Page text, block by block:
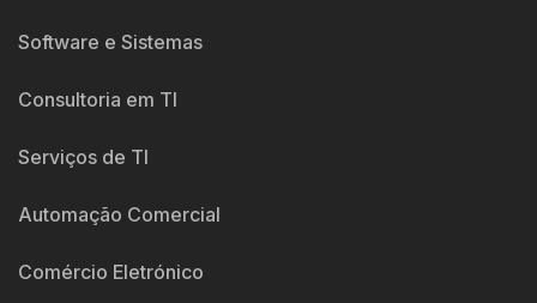
Software e Sistemas
Consultoria em TI
Serviços de TI
Automação Comercial
Comércio Eletrónico